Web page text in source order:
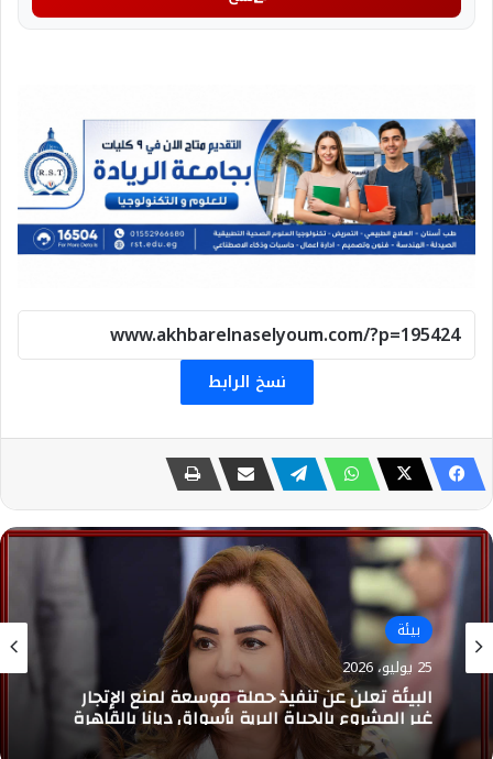
نسخ الرابط
بيئة
25 يوليو، 2026
البيئة تعلن عن تنفيذ حملة موسعة لمنع الإتجار
غير المشروع بالحياة البرية بأسواق ديانا بالقاهرة